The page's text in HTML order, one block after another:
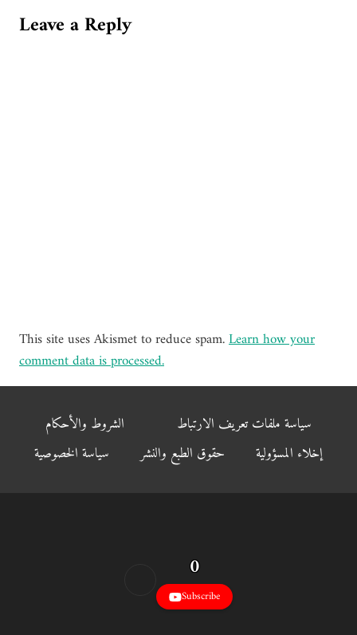
Leave a Reply
This site uses Akismet to reduce spam.Learn how your
comment data is processed.
الشروط والأحكام
سياسة ملفات تعريف الارتباط
سياسة الخصوصية
حقوق الطبع والنشر إخلاء المسؤولية
0
Subscribe